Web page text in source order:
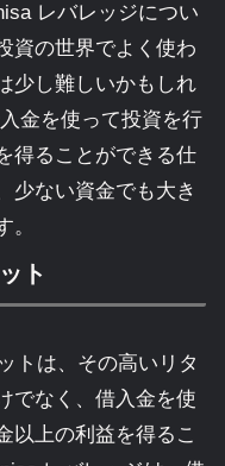
レバレッジについ
資の世界でよく使わ
少し難しいかもしれ
金を使って投資を行
得ることができる仕
少ない資金でも大き
ト
トは、その高いリタ
でなく、借入金を使
以上の利益を得るこ